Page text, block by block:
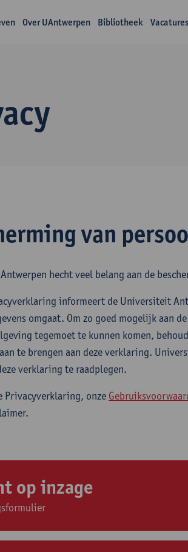
Over UAntwerpen Bibliotheek Vacatures
van
hecht veel belang aan de
informeert de Universiteit
omgaat. Om zo goed mogelijk aan
tegemoet te kunnen komen,
te brengen aan deze verklaring.
verklaring te raadplegen.
Privacyverklaring, onze
op inzage